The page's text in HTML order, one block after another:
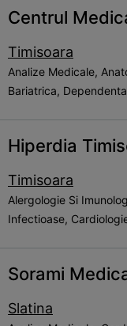
Centrul
Timisoara
Analize Medicale,
Bariatrica,
Hiperdia
Timisoara
Alergologie Si
Infectioase,
Sorami
Slatina